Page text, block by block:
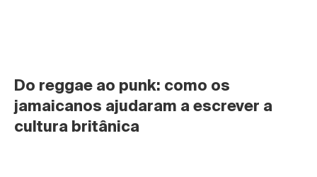
Do reggae ao punk: como os
jamaicanos ajudaram a escrever a
cultura britânica